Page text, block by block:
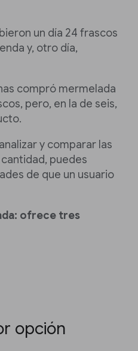
un día 24 frascos
y, otro día,
compró mermelada
pero, en la de seis,
y comparar las
puedes
de que un usuario
ofrece tres
opción